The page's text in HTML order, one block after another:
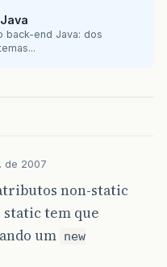
back-end Java: dos
de 2007
non-static
tem que
um new